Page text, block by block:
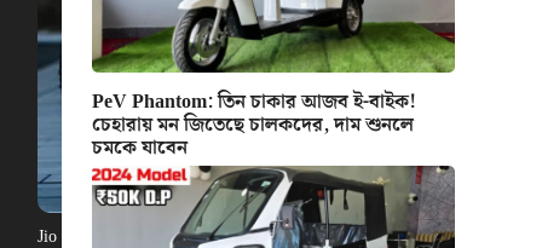
Jio Electric Cycle: বিরাট সুখবর, দাম স্মার্টফোনের থেকেও কম! চমৎকার লুক
PeV Phantom: তিন চাকার আজব ই-বাইক!
চেহারায় মন জিতেছে চালকদের, দাম শুনলে
চমকে যাবেন